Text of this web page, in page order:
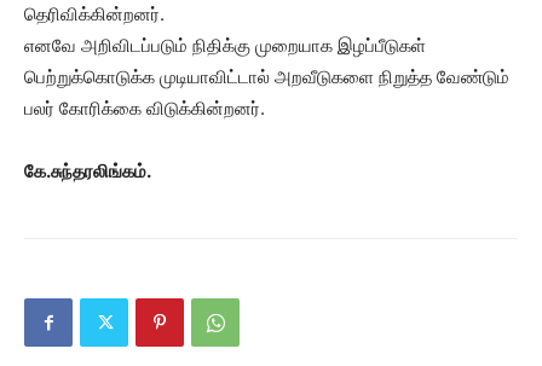
தெரிவிக்கின்றனர்.
எனவே அறிவிடப்படும் நிதிக்கு முறையாக இழப்பீடுகள்
பெற்றுக்கொடுக்க முடியாவிட்டால் அறவீடுகளை நிறுத்த வேண்டும்
பலர் கோரிக்கை விடுக்கின்றனர்.
கே.சுந்தரலிங்கம்.